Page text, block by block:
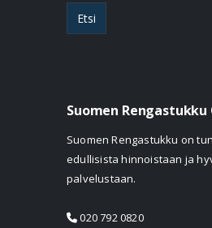
Etsi
Suomen Rengastukku
Suomen Rengastukku on
edullisista hinnoistaan ja
palvelustaan.
020 792 0820